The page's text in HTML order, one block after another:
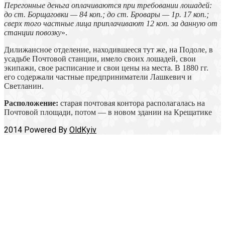
Перегонные деньга оплачиваются при требовании лошадей:
до ст. Борщаговки — 84 коп.; до ст. Бровары — 1р. 17 коп.;
сверх того частные лица приплачивают 12 коп. за данную от
станции повозку».
Дилижансное отделение, находившееся тут же, на Подоле, в
усадьбе Почтовой станции, имело своих лошадей, свои
экипажи, свое расписание и свои цены на места. В 1880 гг.
его содержали частные предприниматели Лашкевич и
Светланин.
Расположение: старая почтовая контора располагалась на
Почтовой площади, потом — в новом здании на Крещатике
2014 Powered By OldKyiv